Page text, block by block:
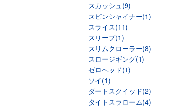
スカッシュ(9)
スピンシャイナー(1)
スライス(11)
スリーブ(1)
スリムクローラー(8)
スロージギング(1)
ゼロヘッド(1)
ソイ(1)
ダートスクイッド(2)
タイトスラローム(4)